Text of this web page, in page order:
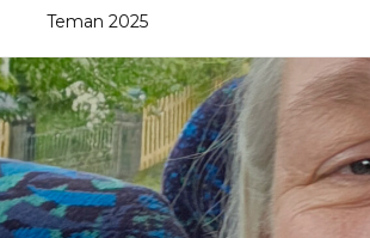
Teman 2025